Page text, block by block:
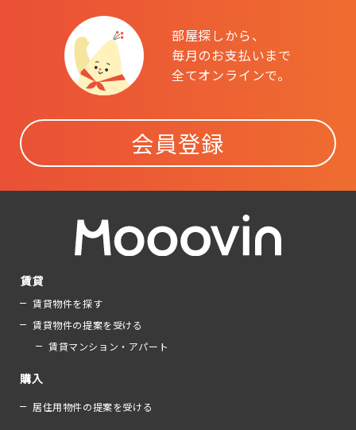
部屋探しから、
毎月のお支払いまで
全てオンラインで。
会員登録
賃貸
賃貸物件を探す
賃貸物件の提案を受ける
賃貸マンション・アパート
購入
居住用物件の提案を受ける